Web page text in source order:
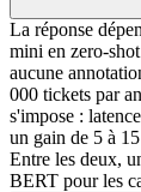
La réponse
mini en zero-
aucune
000 tickets par
s'impose :
un gain de 5 à
Entre les deux,
BERT pour les